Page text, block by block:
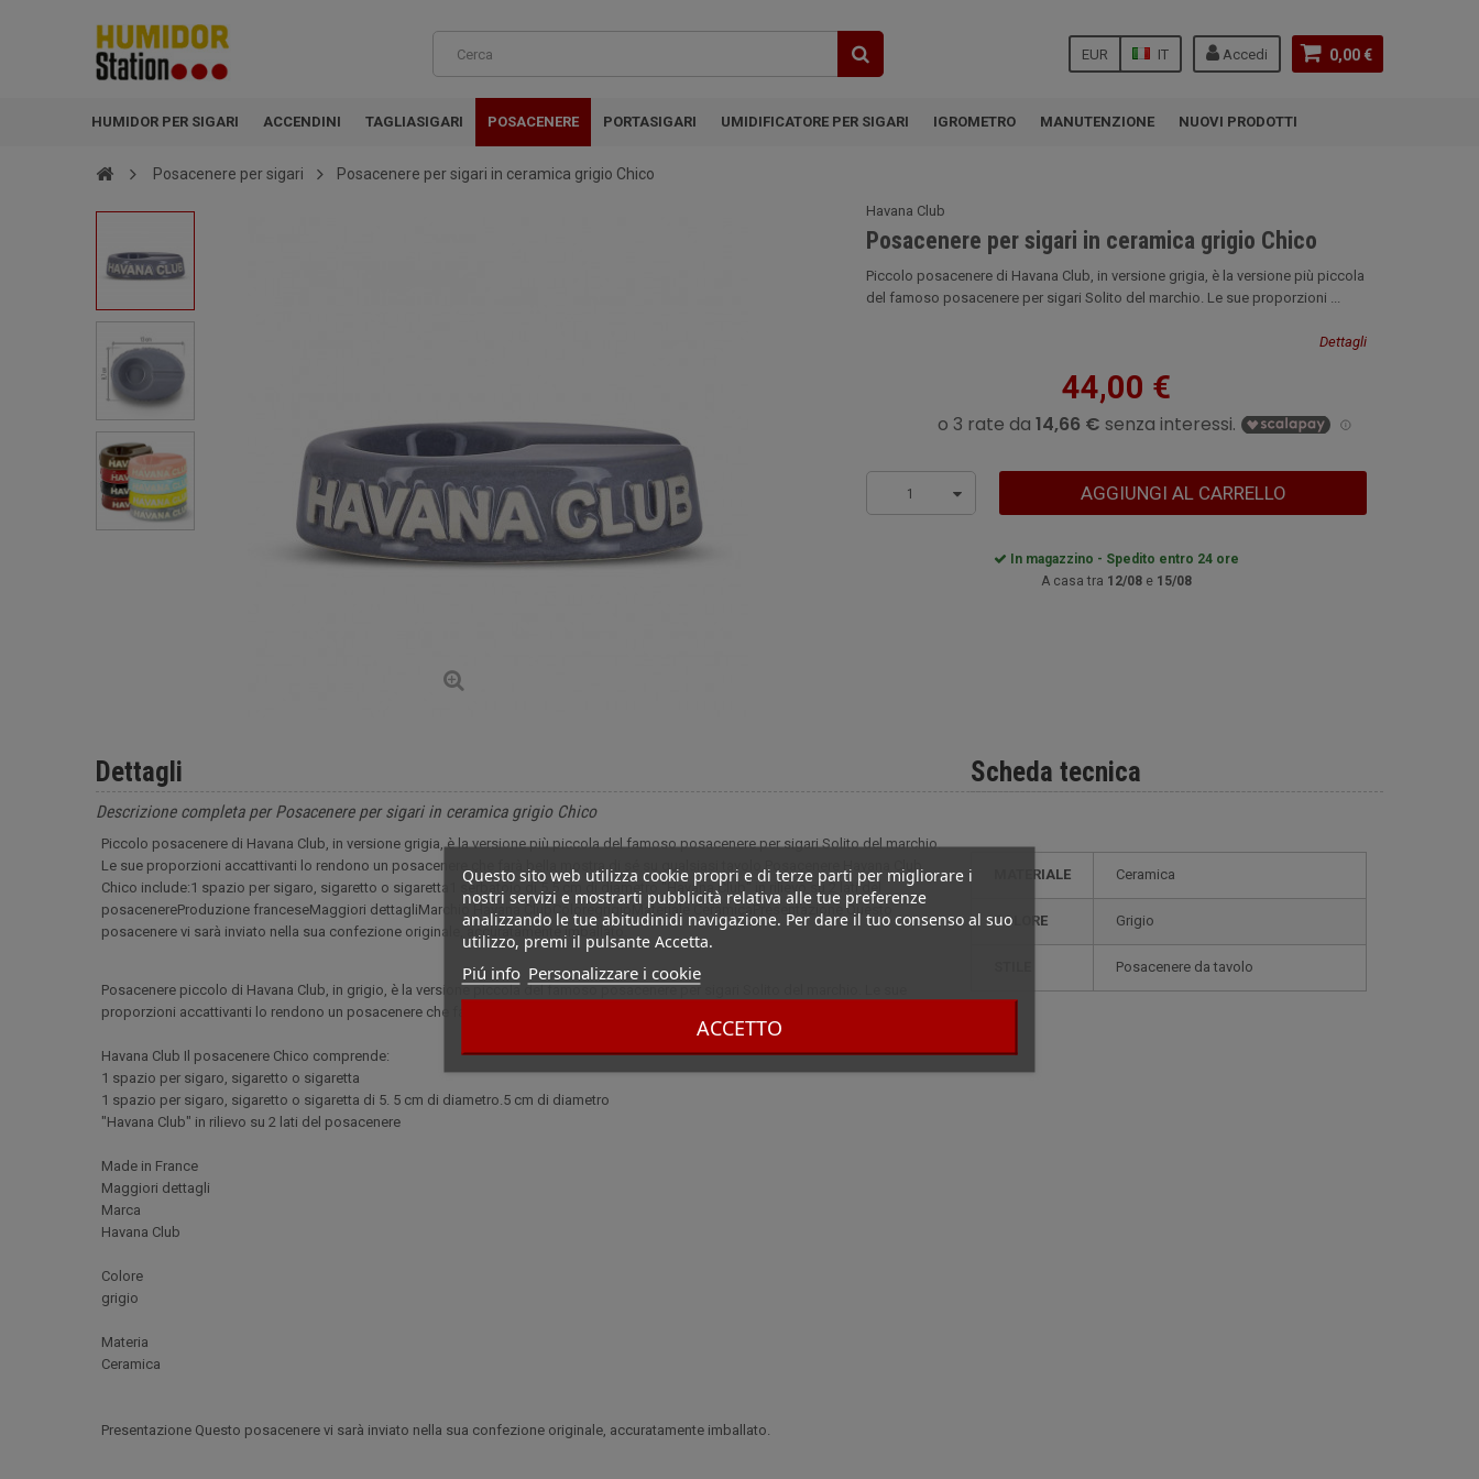
0,00 €
Accedi
IT
EUR
HUMIDOR PER SIGARI ACCENDINI TAGLIASIGARI POSACENERE PORTASIGARI UMIDIFICATORE PER SIGARI IGROMETRO MANUTENZIONE NUOVI PRODOTTI
Questo sito web utilizza cookie propri e di terze parti per migliorare i
nostri servizi e mostrarti pubblicità relativa alle tue preferenze
analizzando le tue abitudinidi navigazione. Per dare il tuo consenso al suo
utilizzo, premi il pulsante Accetta.
Piú info Personalizzare i cookie
ACCETTO
Posacenere per sigari Posacenere per sigari in ceramica grigio Chico
Havana Club
Posacenere per sigari in ceramica grigio Chico
Piccolo posacenere di Havana Club, in versione grigia, è la versione più piccola
del famoso posacenere per sigari Solito del marchio. Le sue proporzioni ...
Dettagli
44,00 €
1 AGGIUNGI AL CARRELLO
In magazzino - Spedito entro 24 ore
A casa tra 12/08 e 15/08
Scheda tecnica
MATERIALE Ceramica
COLORE Grigio
posacenere da tavolo
Dettagli
Descrizione completa per Posacenere per sigari in ceramica grigio Chico
Piccolo posacenere di Havana Club, in versione grigia, è la versione più piccola del famoso posacenere per sigari Solito del marchio.
Le sue proporzioni accattivanti lo rendono un posacenere che farà bella mostra di sé su qualsiasi tavolo.Posacenere Havana Club
Chico include:1 spazio per sigaro, sigaretto o sigaretta1 serbatoio di 5,5 cm di diametro "Havana Club" in rilievo su 2 lati del
posacenereProduzione franceseMaggiori dettagliMarchio Havana ClubColoregrigioMateriale CeramicaPresentazione Questo
posacenere vi sarà inviato nella sua confezione originale, accuratamente imballato.
Posacenere piccolo di Havana Club, in grigio, è la versione piccola del famoso posacenere per sigari Solito del marchio. Le sue
proporzioni accattivanti lo rendono un posacenere che farà bella mostra di sé su qualsiasi tavolo.
Havana Club Il posacenere Chico comprende:
1 spazio per sigaro, sigaretto o sigaretta
1 spazio per sigaro, sigaretto o sigaretta di 5. 5 cm di diametro.5 cm di diametro
"Havana Club" in rilievo su 2 lati del posacenere
Made in France
Maggiori dettagli
Marca
Havana Club
Colore
grigio
Materia
Ceramica
Presentazione Questo posacenere vi sarà inviato nella sua confezione originale, accuratamente imballato.